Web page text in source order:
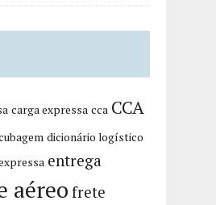
carga expressa cca CCA
dicionário logístico
entrega
aéreo frete